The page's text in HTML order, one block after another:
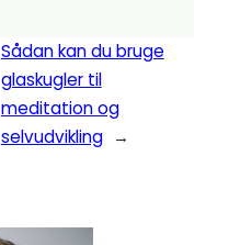
Sådan kan du bruge
glaskugler til
meditation og
selvudvikling →